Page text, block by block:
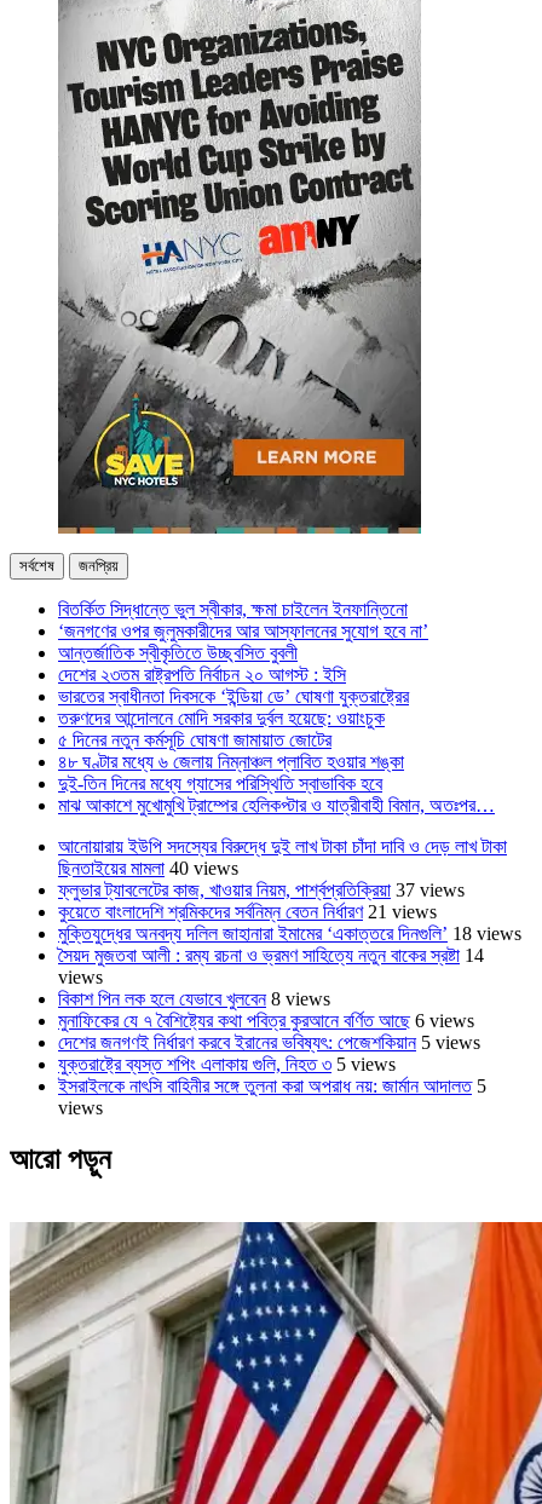
সর্বশেষ জনপ্রিয়
বিতর্কিত সিদ্ধান্তে ভুল স্বীকার, ক্ষমা চাইলেন ইনফান্তিনো
‘জনগণের ওপর জুলুমকারীদের আর আস্ফালনের সুযোগ হবে না’
আন্তর্জাতিক স্বীকৃতিতে উচ্ছ্বসিত বুবলী
দেশের ২৩তম রাষ্ট্রপতি নির্বাচন ২০ আগস্ট : ইসি
ভারতের স্বাধীনতা দিবসকে ‘ইন্ডিয়া ডে’ ঘোষণা যুক্তরাষ্ট্রের
তরুণদের আন্দোলনে মোদি সরকার দুর্বল হয়েছে: ওয়াংচুক
৫ দিনের নতুন কর্মসূচি ঘোষণা জামায়াত জোটের
৪৮ ঘণ্টার মধ্যে ৬ জেলায় নিম্নাঞ্চল প্লাবিত হওয়ার শঙ্কা
দুই-তিন দিনের মধ্যে গ্যাসের পরিস্থিতি স্বাভাবিক হবে
মাঝ আকাশে মুখোমুখি ট্রাম্পের হেলিকপ্টার ও যাত্রীবাহী বিমান, অতঃপর…
আনোয়ারায় ইউপি সদস্যের বিরুদ্ধে দুই লাখ টাকা চাঁদা দাবি ও দেড় লাখ টাকা
ছিনতাইয়ের মামলা 40 views
ফ্লুভার ট্যাবলেটের কাজ, খাওয়ার নিয়ম, পার্শ্বপ্রতিক্রিয়া 37 views
কুয়েতে বাংলাদেশি শ্রমিকদের সর্বনিম্ন বেতন নির্ধারণ 21 views
মুক্তিযুদ্ধের অনবদ্য দলিল জাহানারা ইমামের ‘একাত্তরে দিনগুলি’ 18 views
সৈয়দ মুজতবা আলী : রম্য রচনা ও ভ্রমণ সাহিত্যে নতুন বাকের স্রষ্টা 14
views
বিকাশ পিন লক হলে যেভাবে খুলবেন 8 views
মুনাফিকের যে ৭ বৈশিষ্ট্যের কথা পবিত্র কুরআনে বর্ণিত আছে 6 views
দেশের জনগণই নির্ধারণ করবে ইরানের ভবিষ্যৎ: পেজেশকিয়ান 5 views
যুক্তরাষ্ট্রে ব্যস্ত শপিং এলাকায় গুলি, নিহত ৩ 5 views
ইসরাইলকে নাৎসি বাহিনীর সঙ্গে তুলনা করা অপরাধ নয়: জার্মান আদালত 5
views
আরো পড়ুন